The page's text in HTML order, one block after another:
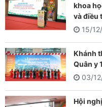
khoa
và điều
15/
Khánh
Quân y
03/
Hội